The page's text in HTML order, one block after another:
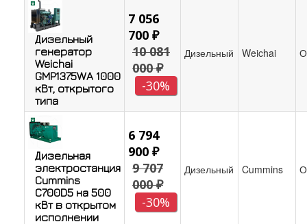
Дизельный
генератор
Weichai
GMP1375WA 1000
кВт, открытого
типа
7 056
700 ₽
10 081
000 ₽
-30%
Дизельный Weichai
Дизельная
электростанция
Cummins
C700D5 на 500
кВт в открытом
исполнении
6 794
900 ₽
9 707
000 ₽
-30%
Дизельный Cummins